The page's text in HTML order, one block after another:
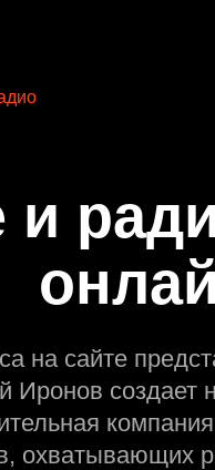
на сайте
создает
охватывающих